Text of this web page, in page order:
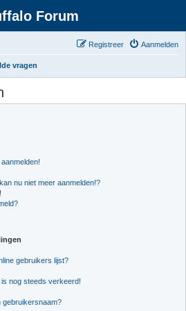
Forum
Aanmelden
Registreer
vragen
nu niet meer aanmelden!?
gebruikers lijst?
nog steeds verkeerd!
gebruikersnaam?